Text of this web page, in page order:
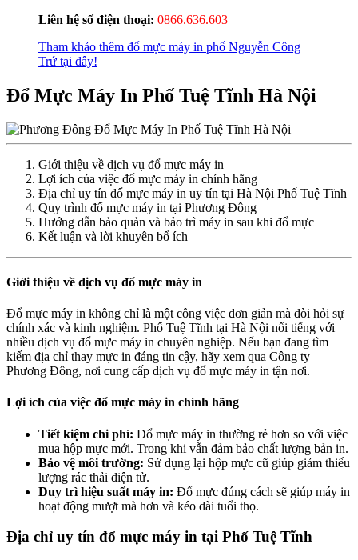
Liên hệ số điện thoại: 0866.636.603
Tham khảo thêm đổ mực máy in phố Nguyễn Công
Trứ tại đây!
Đổ Mực Máy In Phố Tuệ Tĩnh Hà Nội
Giới thiệu về dịch vụ đổ mực máy in
Lợi ích của việc đổ mực máy in chính hãng
Địa chỉ uy tín đổ mực máy in uy tín tại Hà Nội Phố Tuệ Tĩnh
Quy trình đổ mực máy in tại Phương Đông
Hướng dẫn bảo quản và bảo trì máy in sau khi đổ mực
Kết luận và lời khuyên bổ ích
Giới thiệu về dịch vụ đổ mực máy in
Đổ mực máy in không chỉ là một công việc đơn giản mà đòi hỏi sự
chính xác và kinh nghiệm. Phố Tuệ Tĩnh tại Hà Nội nổi tiếng với
nhiều dịch vụ đổ mực máy in chuyên nghiệp. Nếu bạn đang tìm
kiếm địa chỉ thay mực in đáng tin cậy, hãy xem qua Công ty
Phương Đông, nơi cung cấp dịch vụ đổ mực máy in tận nơi.
Lợi ích của việc đổ mực máy in chính hãng
Tiết kiệm chi phí: Đổ mực máy in thường rẻ hơn so với việc
mua hộp mực mới. Trong khi vẫn đảm bảo chất lượng bản in.
Bảo vệ môi trường: Sử dụng lại hộp mực cũ giúp giảm thiểu
lượng rác thải điện tử.
Duy trì hiệu suất máy in: Đổ mực đúng cách sẽ giúp máy in
hoạt động mượt mà hơn và kéo dài tuổi thọ.
Địa chỉ uy tín đổ mực máy in tại Phố Tuệ Tĩnh